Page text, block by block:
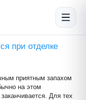
при отделке
приятным запахом
на этом
Для тех